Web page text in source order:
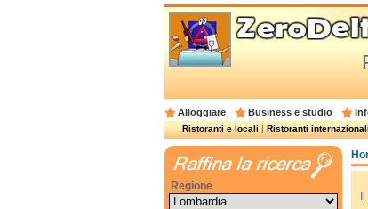
Alloggiare Business e studio
Ristoranti e locali|Ristoranti
Regione